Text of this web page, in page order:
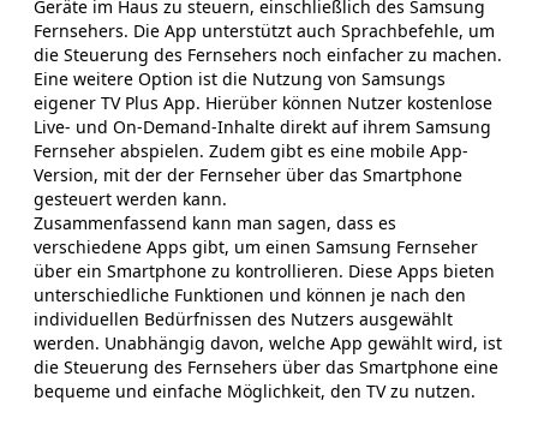
Geräte im Haus zu steuern, einschließlich des Samsung
Fernsehers. Die App unterstützt auch Sprachbefehle, um
die Steuerung des Fernsehers noch einfacher zu machen.
Eine weitere Option ist die Nutzung von Samsungs
eigener TV Plus App. Hierüber können Nutzer kostenlose
Live- und On-Demand-Inhalte direkt auf ihrem Samsung
Fernseher abspielen. Zudem gibt es eine mobile App-
Version, mit der der Fernseher über das Smartphone
gesteuert werden kann.
Zusammenfassend kann man sagen, dass es
verschiedene Apps gibt, um einen Samsung Fernseher
über ein Smartphone zu kontrollieren. Diese Apps bieten
unterschiedliche Funktionen und können je nach den
individuellen Bedürfnissen des Nutzers ausgewählt
werden. Unabhängig davon, welche App gewählt wird, ist
die Steuerung des Fernsehers über das Smartphone eine
bequeme und einfache Möglichkeit, den TV zu nutzen.